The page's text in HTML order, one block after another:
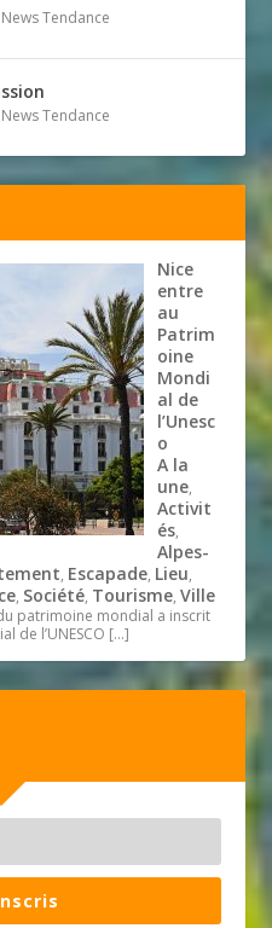
News Tendance
News Tendance
Nice
entre
au
Patrim
oine
Mondi
al de
l’Unesc
o
A la
une,
Activit
és,
Alpes-
, Escapade, Lieu,
, Société, Tourisme,Ville
patrimoine mondial a inscrit
de l’UNESCO […]